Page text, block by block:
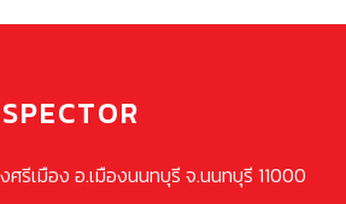
รีเมือง อ.เมืองนนทบุรี จ.นนทบุรี 11000